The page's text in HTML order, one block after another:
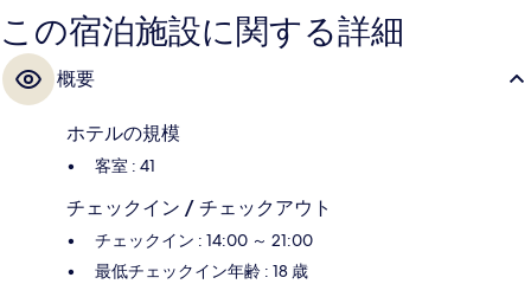
この宿泊施設に関する詳細
概要
ホテルの規模
客室 : 41
チェックイン / チェックアウト
チェックイン : 14:00 ～ 21:00
最低チェックイン年齢 : 18 歳